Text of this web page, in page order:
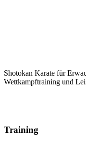
Shotokan Karate für
Wettkampftraining und
Training